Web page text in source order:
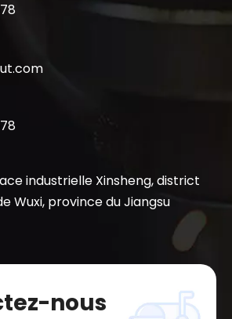
industrielle Xinsheng, district
Wuxi, province du Jiangsu
nous